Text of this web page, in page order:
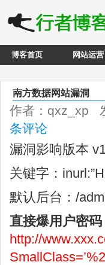
博客首页 网站运营
南方数据网站漏洞
作者：qxz_xp
条评论
漏洞影响版本
关键字：
默认后台：/
直接爆用户密码
http://